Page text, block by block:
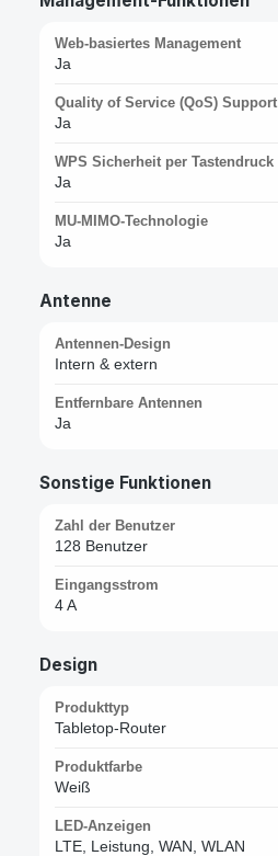
Web-basiertes Management
Ja
Quality of Service (QoS) Support
Ja
WPS Sicherheit per Tastendruck
Ja
MU-MIMO-Technologie
Ja
Antenne
Antennen-Design
Intern & extern
Entfernbare Antennen
Ja
Sonstige Funktionen
Zahl der Benutzer
128 Benutzer
Eingangsstrom
4 A
Design
Produkttyp
Tabletop-Router
Produktfarbe
Weiß
LED-Anzeigen
LTE, Leistung, WAN, WLAN